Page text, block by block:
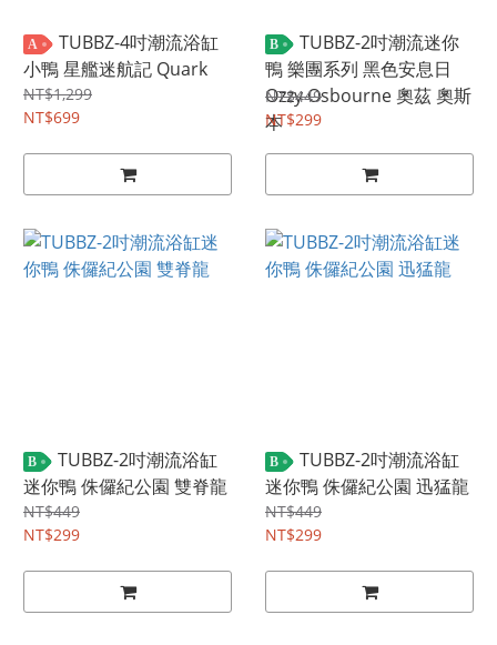
A
TUBBZ-4吋潮流浴缸
小鴨 星艦迷航記 Quark
NT$1,299
NT$699
B
TUBBZ-2吋潮流迷你
鴨 樂團系列 黑色安息日
Ozzy Osbourne 奧茲 奧斯
本
NT$449
NT$299
B
TUBBZ-2吋潮流浴缸
迷你鴨 侏儸紀公園 雙脊龍
NT$449
NT$299
B
TUBBZ-2吋潮流浴缸
迷你鴨 侏儸紀公園 迅猛龍
NT$449
NT$299